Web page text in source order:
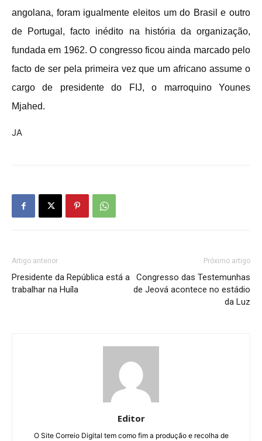
angolana, foram igualmente eleitos um do Brasil e outro
de Portugal, facto inédito na história da organização,
fundada em 1962. O congresso ficou ainda marcado pelo
facto de ser pela primeira vez que um africano assume o
cargo de presidente do FIJ, o marroquino Younes
Mjahed.
JA
Artigo anterior
Presidente da República está a
trabalhar na Huíla
Próximo artigo
Congresso das Testemunhas
de Jeová acontece no estádio
da Luz
Editor
O Site Correio Digital tem como fim a produção e recolha de